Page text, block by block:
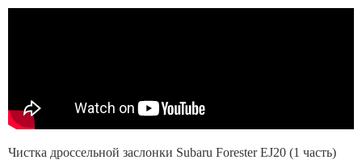
Чистка дроссельной заслонки Subaru Forester EJ20 (1 часть)